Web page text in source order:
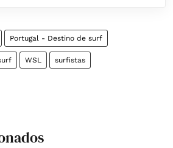
Portugal - Destino de surf
WSL surfistas